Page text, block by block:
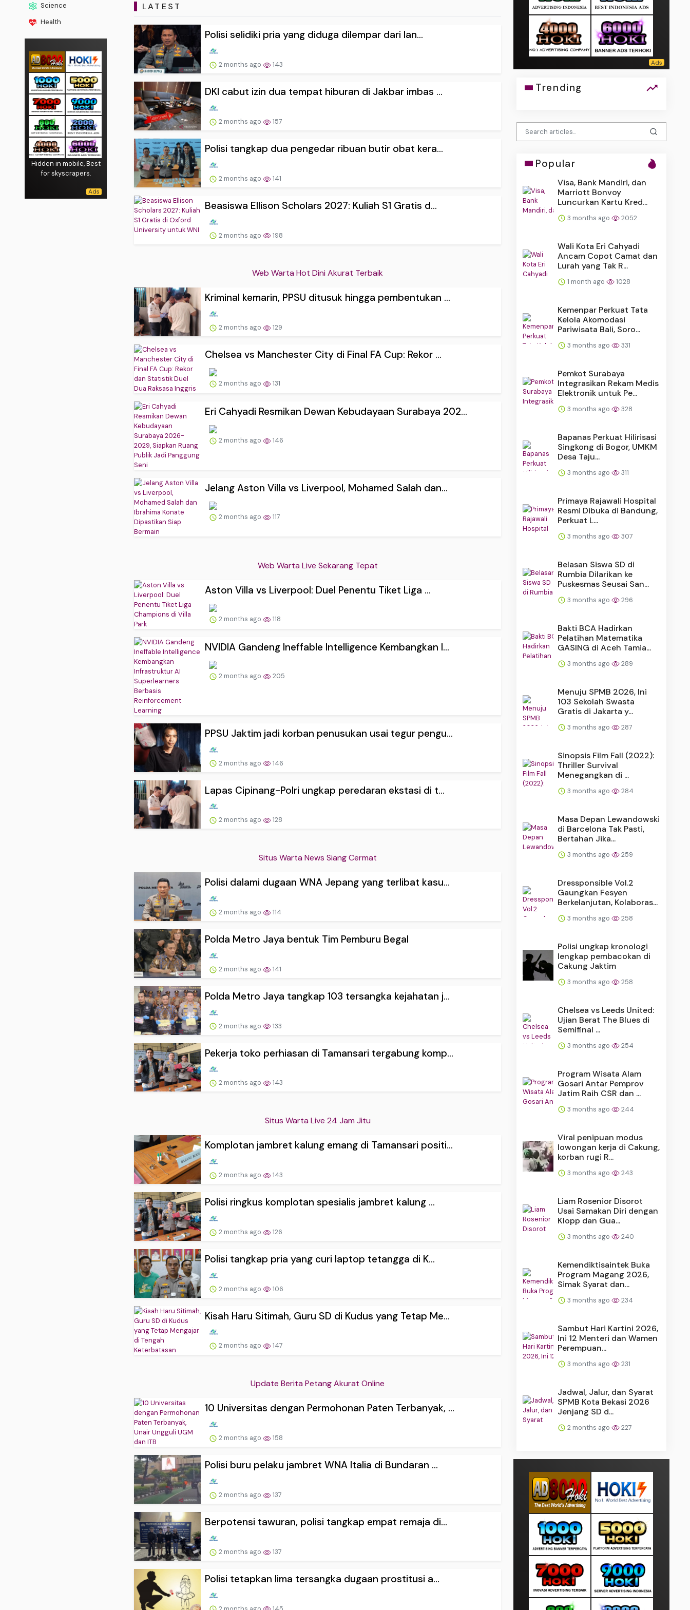
Science
Health
Hidden in mobile, Best
for skyscrapers.
LATEST
Polisi selidiki pria yang diduga dilempar dari lan...
2 months ago 143
DKI cabut izin dua tempat hiburan di Jakbar imbas ...
2 months ago 157
Polisi tangkap dua pengedar ribuan butir obat kera...
2 months ago 141
Beasiswa Ellison Scholars 2027: Kuliah S1 Gratis d...
2 months ago 198
Web Warta Hot Dini Akurat Terbaik
Kriminal kemarin, PPSU ditusuk hingga pembentukan ...
2 months ago 129
Chelsea vs Manchester City di Final FA Cup: Rekor ...
2 months ago 131
Eri Cahyadi Resmikan Dewan Kebudayaan Surabaya 202...
2 months ago 146
Jelang Aston Villa vs Liverpool, Mohamed Salah dan...
2 months ago 117
Web Warta Live Sekarang Tepat
Aston Villa vs Liverpool: Duel Penentu Tiket Liga ...
2 months ago 118
NVIDIA Gandeng Ineffable Intelligence Kembangkan I...
2 months ago 205
PPSU Jaktim jadi korban penusukan usai tegur pengu...
2 months ago 146
Lapas Cipinang-Polri ungkap peredaran ekstasi di t...
2 months ago 128
Situs Warta News Siang Cermat
Polisi dalami dugaan WNA Jepang yang terlibat kasu...
2 months ago 114
Polda Metro Jaya bentuk Tim Pemburu Begal
2 months ago 141
Polda Metro Jaya tangkap 103 tersangka kejahatan j...
2 months ago 133
Pekerja toko perhiasan di Tamansari tergabung komp...
2 months ago 143
Situs Warta Live 24 Jam Jitu
Komplotan jambret kalung emang di Tamansari positi...
2 months ago 143
Polisi ringkus komplotan spesialis jambret kalung ...
2 months ago 126
Polisi tangkap pria yang curi laptop tetangga di K...
2 months ago 106
Kisah Haru Sitimah, Guru SD di Kudus yang Tetap Me...
2 months ago 147
Update Berita Petang Akurat Online
10 Universitas dengan Permohonan Paten Terbanyak, ...
2 months ago 158
Polisi buru pelaku jambret WNA Italia di Bundaran ...
2 months ago 137
Berpotensi tawuran, polisi tangkap empat remaja di...
2 months ago 137
Polisi tetapkan lima tersangka dugaan prostitusi a...
Trending
Popular
Visa, Bank Mandiri, dan
Marriott Bonvoy
Luncurkan Kartu Kred...
3 months ago 2052
Wali Kota Eri Cahyadi
Ancam Copot Camat dan
Lurah yang Tak R...
1 month ago 1028
Kemenpar Perkuat Tata
Kelola Akomodasi
Pariwisata Bali, Soro...
3 months ago 331
Pemkot Surabaya
Integrasikan Rekam Medis
Elektronik untuk Pe...
3 months ago 328
Bapanas Perkuat Hilirisasi
Singkong di Bogor, UMKM
Desa Taju...
3 months ago 311
Primaya Rajawali Hospital
Resmi Dibuka di Bandung,
Perkuat L...
3 months ago 307
Belasan Siswa SD di
Rumbia Dilarikan ke
Puskesmas Seusai San...
3 months ago 296
Bakti BCA Hadirkan
Pelatihan Matematika
GASING di Aceh Tamia...
3 months ago 289
Menuju SPMB 2026, Ini
103 Sekolah Swasta
Gratis di Jakarta y...
3 months ago 287
Sinopsis Film Fall (2022):
Thriller Survival
Menegangkan di ...
3 months ago 284
Masa Depan Lewandowski
di Barcelona Tak Pasti,
Bertahan Jika...
3 months ago 259
Dressponsible Vol.2
Gaungkan Fesyen
Berkelanjutan, Kolaboras...
3 months ago 258
Polisi ungkap kronologi
lengkap pembacokan di
Cakung Jaktim
3 months ago 258
Chelsea vs Leeds United:
Ujian Berat The Blues di
Semifinal ...
3 months ago 254
Program Wisata Alam
Gosari Antar Pemprov
Jatim Raih CSR dan ...
3 months ago 244
Viral penipuan modus
lowongan kerja di Cakung,
korban rugi R...
3 months ago 243
Liam Rosenior Disorot
Usai Samakan Diri dengan
Klopp dan Gua...
3 months ago 240
Kemendiktisaintek Buka
Program Magang 2026,
Simak Syarat dan...
3 months ago 234
Sambut Hari Kartini 2026,
Ini 12 Menteri dan Wamen
Perempuan...
3 months ago 231
Jadwal, Jalur, dan Syarat
SPMB Kota Bekasi 2026
Jenjang SD d...
2 months ago 227